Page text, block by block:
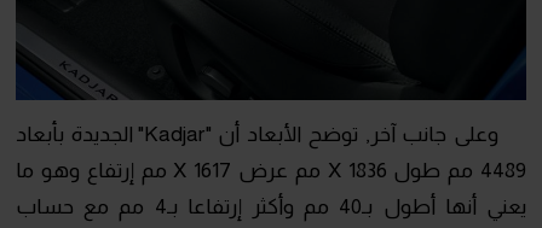
وعلى جانب آخر, توضح الأبعاد أن "Kadjar" الجديدة بأبعاد
4489 مم طول X 1836 مم عرض X 1617 مم إرتفاع وهو ما
يعني أنها أطول بـ40 مم وأكثر إرتفاعا بـ4 مم مع حساب